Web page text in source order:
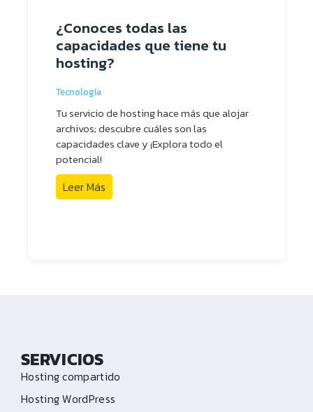
¿Conoces todas las
capacidades que tiene tu
hosting?
Tecnología
Tu servicio de hosting hace más que alojar
archivos; descubre cuáles son las
capacidades clave y ¡Explora todo el
potencial!
Leer Más
SERVICIOS
Hosting compartido
Hosting WordPress